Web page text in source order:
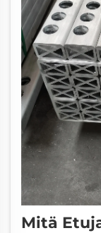
Mitä